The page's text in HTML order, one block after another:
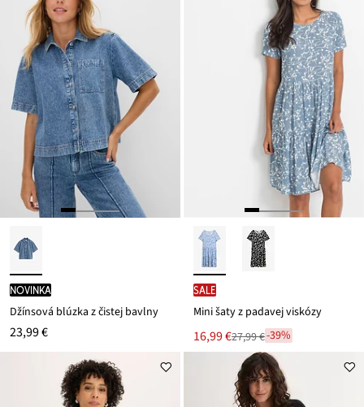
novinka
Džínsová blúzka z čistej bavlny
23,99 €
SALE
Mini šaty z padavej viskózy
Nová
cena
16,99 €
Zľava 27,99 €-39%